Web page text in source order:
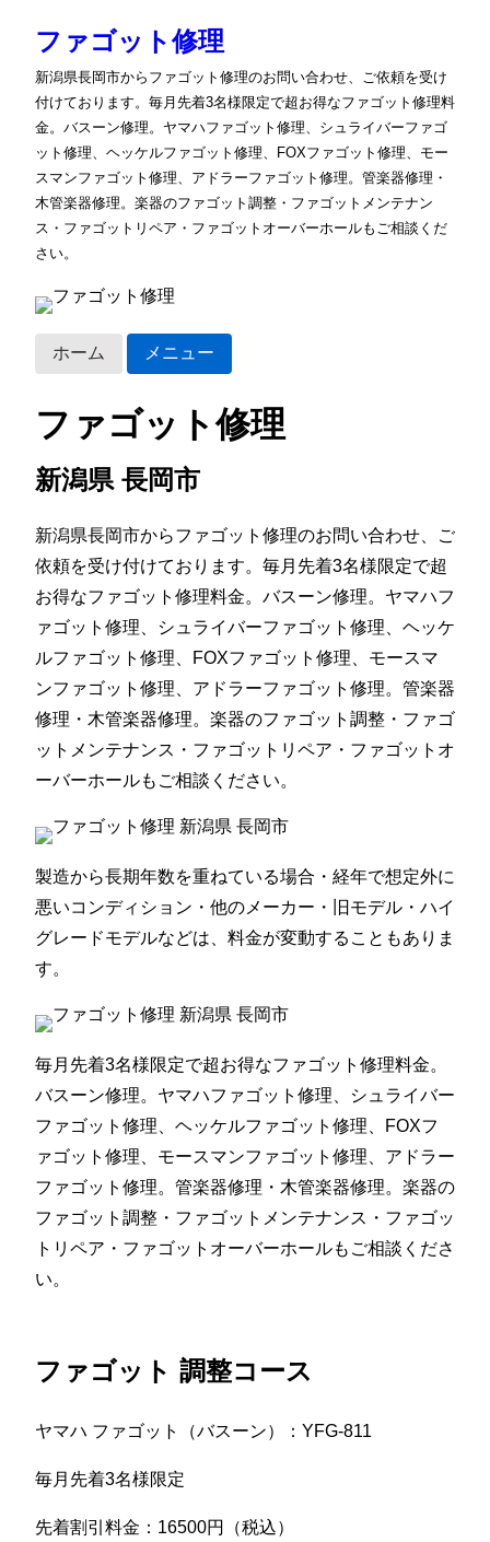
ファゴット修理
新潟県長岡市からファゴット修理のお問い合わせ、ご依頼を受け
付けております。毎月先着3名様限定で超お得なファゴット修理料
金。バスーン修理。ヤマハファゴット修理、シュライバーファゴ
ット修理、ヘッケルファゴット修理、FOXファゴット修理、モー
スマンファゴット修理、アドラーファゴット修理。管楽器修理・
木管楽器修理。楽器のファゴット調整・ファゴットメンテナン
ス・ファゴットリペア・ファゴットオーバーホールもご相談くだ
さい。
ホーム メニュー
ファゴット修理
新潟県 長岡市
新潟県長岡市からファゴット修理のお問い合わせ、ご
依頼を受け付けております。毎月先着3名様限定で超
お得なファゴット修理料金。バスーン修理。ヤマハフ
ァゴット修理、シュライバーファゴット修理、ヘッケ
ルファゴット修理、FOXファゴット修理、モースマ
ンファゴット修理、アドラーファゴット修理。管楽器
修理・木管楽器修理。楽器のファゴット調整・ファゴ
ットメンテナンス・ファゴットリペア・ファゴットオ
ーバーホールもご相談ください。
製造から長期年数を重ねている場合・経年で想定外に
悪いコンディション・他のメーカー・旧モデル・ハイ
グレードモデルなどは、料金が変動することもありま
す。
毎月先着3名様限定で超お得なファゴット修理料金。
バスーン修理。ヤマハファゴット修理、シュライバー
ファゴット修理、ヘッケルファゴット修理、FOXフ
ァゴット修理、モースマンファゴット修理、アドラー
ファゴット修理。管楽器修理・木管楽器修理。楽器の
ファゴット調整・ファゴットメンテナンス・ファゴッ
トリペア・ファゴットオーバーホールもご相談くださ
い。
ファゴット 調整コース
ヤマハ ファゴット（バスーン）：YFG-811
毎月先着3名様限定
先着割引料金：16500円（税込）